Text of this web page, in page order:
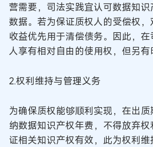
营需要，司法实践宜认可数据知
数据。若为保证质权人的受偿权
收益优先用于清偿债务。因此，
人享有相对自由的使用权，但另有
2.权利维持与管理义务
为确保质权能够顺利实现，在出
纳数据知识产权年费，不得放弃
证相关知识产权有效，此为权利